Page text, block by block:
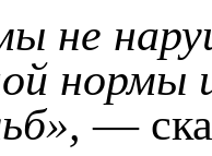
не
нормы
—